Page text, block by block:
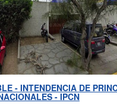
- INTENDENCIA DE
- IPCN